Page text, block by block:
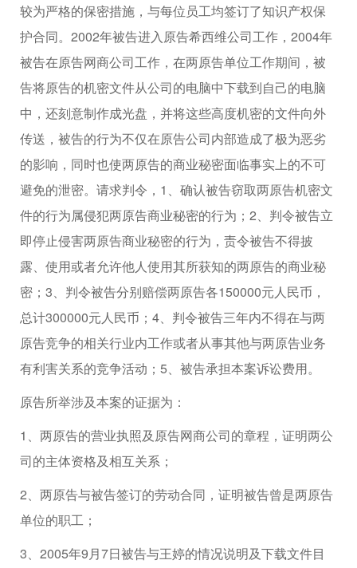
较为严格的保密措施，与每位员工均签订了知识产权保
护合同。2002年被告进入原告希西维公司工作，2004年
被告在原告网商公司工作，在两原告单位工作期间，被
告将原告的机密文件从公司的电脑中下载到自己的电脑
中，还刻意制作成光盘，并将这些高度机密的文件向外
传送，被告的行为不仅在原告公司内部造成了极为恶劣
的影响，同时也使两原告的商业秘密面临事实上的不可
避免的泄密。请求判令，1、确认被告窃取两原告机密文
件的行为属侵犯两原告商业秘密的行为；2、判令被告立
即停止侵害两原告商业秘密的行为，责令被告不得披
露、使用或者允许他人使用其所获知的两原告的商业秘
密；3、判令被告分别赔偿两原告各150000元人民币，
总计300000元人民币；4、判令被告三年内不得在与两
原告竞争的相关行业内工作或者从事其他与两原告业务
有利害关系的竞争活动；5、被告承担本案诉讼费用。
原告所举涉及本案的证据为：
1、两原告的营业执照及原告网商公司的章程，证明两公
司的主体资格及相互关系；
2、两原告与被告签订的劳动合同，证明被告曾是两原告
单位的职工；
3、2005年9月7日被告与王婷的情况说明及下载文件目